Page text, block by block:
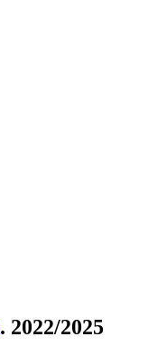
. 2022/2025